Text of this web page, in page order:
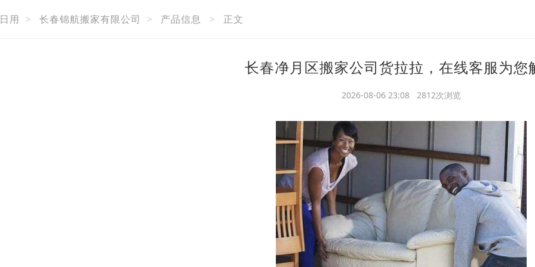
用 > 长春锦航搬家有限公司 > 产品信息 > 正文
长春净月区搬家公司货拉拉，在线客服为您
2026-08-06 23:08 2812次浏览